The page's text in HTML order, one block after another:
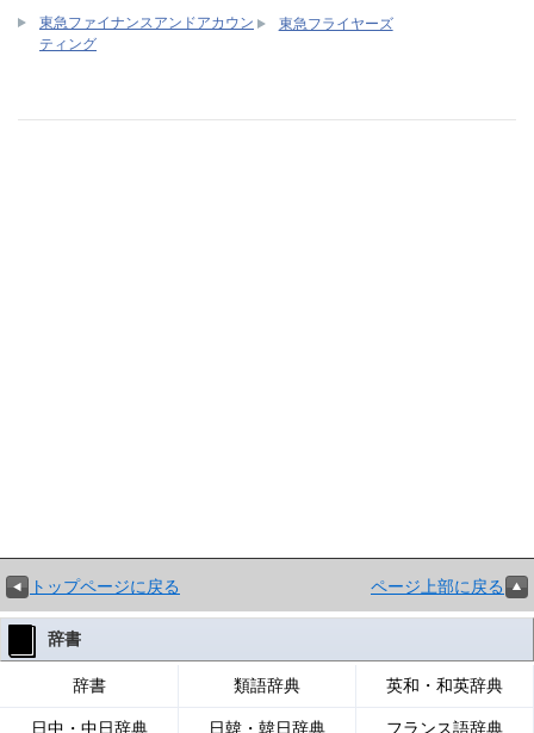
東急ファイナンスアンドアカウン
ティング
東急フライヤーズ
トップページに戻る ページ上部に戻る
辞書
辞書 類語辞典 英和・和英辞典
日中・中日辞典 日韓・韓日辞典 フランス語辞典